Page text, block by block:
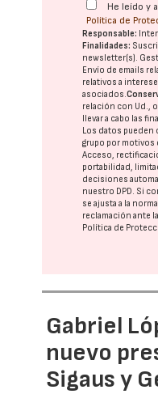
He leído y
Política de
Responsable:
Finalidades:
newsletter(s).
Envío de emails
relativos a
asociados.
relación con Ud.,
llevar a cabo las
Los datos pueden
grupo por motivos
Acceso,
portabilidad,
decisiones
nuestro DPD. Si
se ajusta a la
reclamación ante
Política de
Gabriel
nuevo
Sigaus y